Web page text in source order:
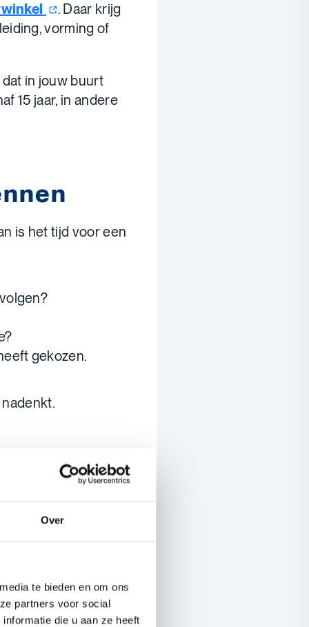
Over
te bieden en om ons
partners voor social
die u aan ze heeft
. Daar krijg
vorming of
dat in jouw buurt
15 jaar, in andere
is het tijd voor een
gekozen.
Wat trekt je het
. Je bent er helemaal